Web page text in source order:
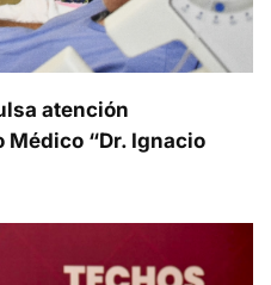
atención
Médico “Dr. Ignacio